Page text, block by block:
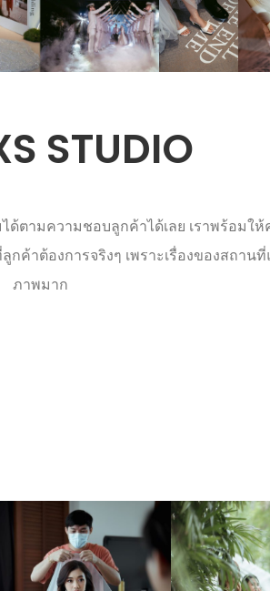
STUDIO
ด้ตามความชอบลูกค้าได้เลย เราพร้อมใ
ค้าต้องการจริงๆ เพราะเรื่องของสถาน
ภาพมาก